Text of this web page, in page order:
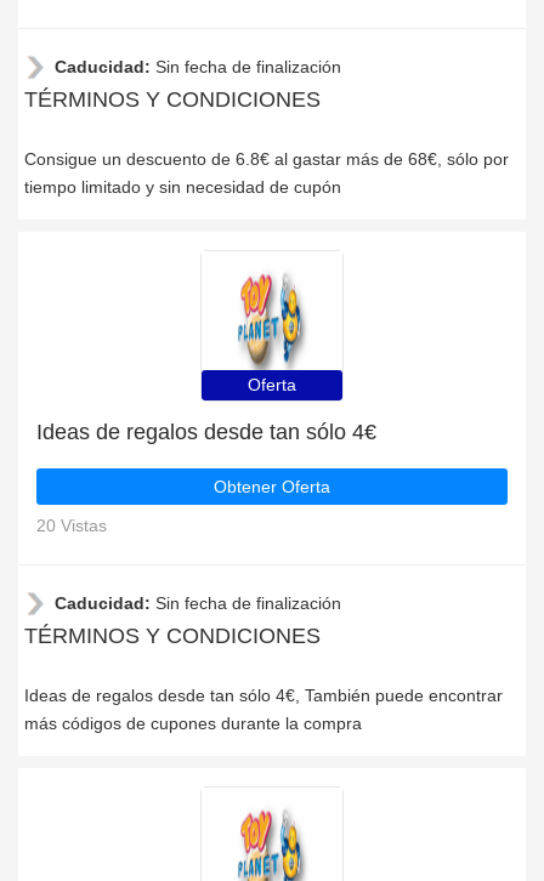
Caducidad: Sin fecha de finalización
TÉRMINOS Y CONDICIONES
Consigue un descuento de 6.8€ al gastar más de 68€, sólo por
tiempo limitado y sin necesidad de cupón
Oferta
Ideas de regalos desde tan sólo 4€
Obtener Oferta
20 Vistas
Caducidad: Sin fecha de finalización
TÉRMINOS Y CONDICIONES
Ideas de regalos desde tan sólo 4€, También puede encontrar
más códigos de cupones durante la compra